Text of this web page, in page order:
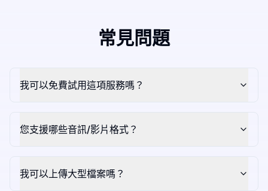
常見問題
我可以免費試用這項服務嗎？
您支援哪些音訊/影片格式？
我可以上傳大型檔案嗎？